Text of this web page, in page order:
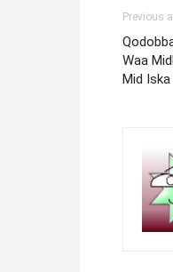
Previous
Waa
Mid